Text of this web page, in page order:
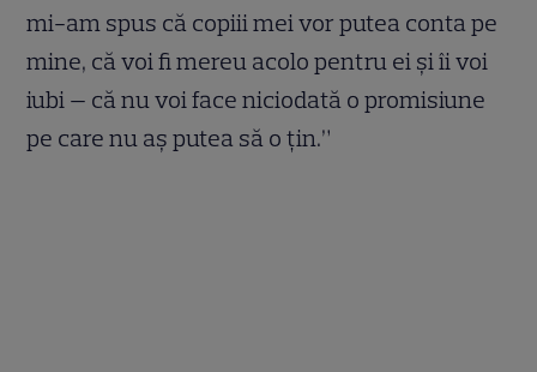
mi-am spus că copiii mei vor putea conta pe
mine, că voi fi mereu acolo pentru ei și îi voi
iubi — că nu voi face niciodată o promisiune
pe care nu aș putea să o țin.”